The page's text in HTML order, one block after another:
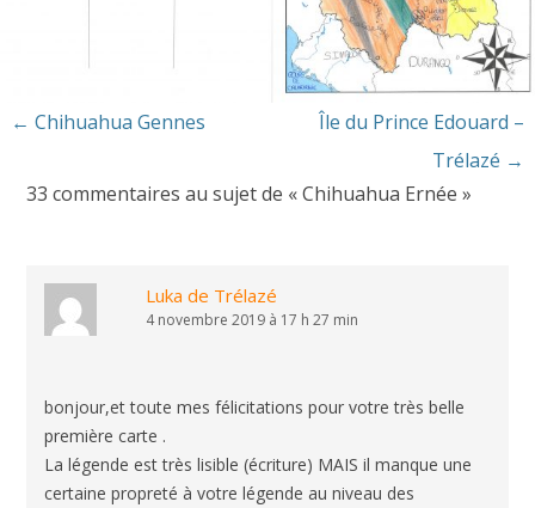
Navigation
articles
← Chihuahua Gennes
Île du Prince Edouard –
Trélazé →
33 commentaires au sujet de «Chihuahua Ernée »
Luka de Trélazé
4 novembre 2019 à 17 h 27 min
bonjour,et toute mes félicitations pour votre très belle
première carte .
La légende est très lisible (écriture) MAIS il manque une
certaine propreté à votre légende au niveau des